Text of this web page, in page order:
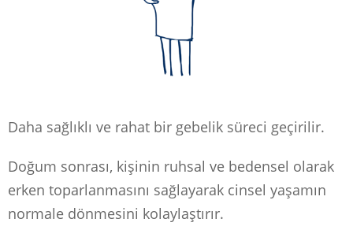
Daha sağlıklı ve rahat bir gebelik süreci geçirilir.
Doğum sonrası, kişinin ruhsal ve bedensel olarak
erken toparlanmasını sağlayarak cinsel yaşamın
normale dönmesini kolaylaştırır.